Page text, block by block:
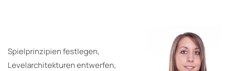
Spielprinzipien festlegen,
Levelarchitekturen entwerfen,